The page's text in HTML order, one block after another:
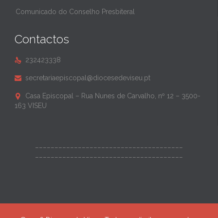
Comunicado do Conselho Presbiteral
Contactos
 232423338
 secretariaepiscopal@diocesedeviseu.pt

Casa Episcopal – Rua Nunes de Carvalho, nº 12 – 3500-
163 VISEU